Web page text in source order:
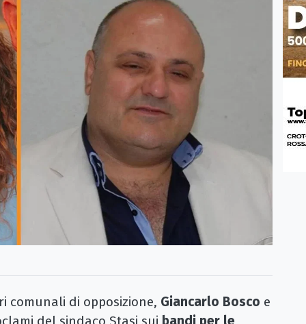
comunali di opposizione, Giancarlo Bosco e
del sindaco Stasi sui bandi per le